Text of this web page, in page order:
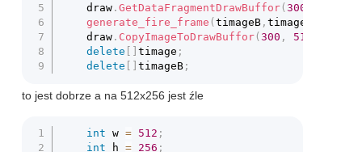
	draw
. GetDataFragmentDrawBuffor( 300
generate_fire_frame ( timageB, timage
	draw
. CopyImageToDrawBuffor( 300 , 512
delete
timage ;
delete
timageB;
to jest dobrze a na 512x256 jest źle
int w = 512 ;
int h = 256 ;